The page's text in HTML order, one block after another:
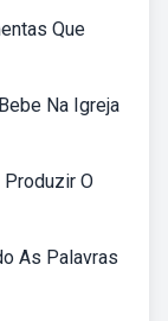
Que
Na Igreja
Produzir O
As Palavras